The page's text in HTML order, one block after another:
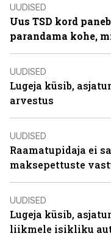
UUDISED
Uus TSD kord
parandama kohe,
UUDISED
Lugeja küsib,
arvestus
UUDISED
Raamatupidaja ei
maksepettuste
UUDISED
Lugeja küsib,
liikmele isikliku